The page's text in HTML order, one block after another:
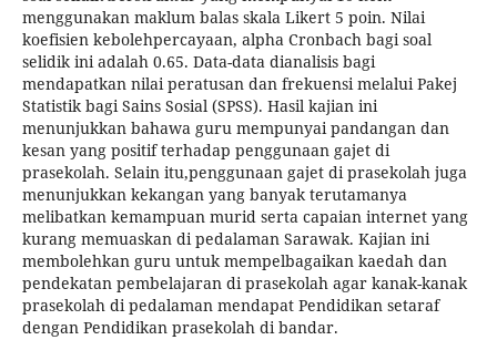
menggunakan maklum balas skala Likert 5 poin. Nilai
koefisien kebolehpercayaan, alpha Cronbach bagi soal
selidik ini adalah 0.65. Data-data dianalisis bagi
mendapatkan nilai peratusan dan frekuensi melalui Pakej
Statistik bagi Sains Sosial (SPSS). Hasil kajian ini
menunjukkan bahawa guru mempunyai pandangan dan
kesan yang positif terhadap penggunaan gajet di
prasekolah. Selain itu,penggunaan gajet di prasekolah juga
menunjukkan kekangan yang banyak terutamanya
melibatkan kemampuan murid serta capaian internet yang
kurang memuaskan di pedalaman Sarawak. Kajian ini
membolehkan guru untuk mempelbagaikan kaedah dan
pendekatan pembelajaran di prasekolah agar kanak-kanak
prasekolah di pedalaman mendapat Pendidikan setaraf
dengan Pendidikan prasekolah di bandar.